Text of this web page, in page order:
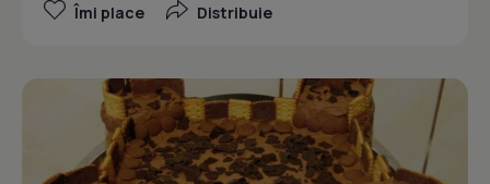
Îmi place Distribuie